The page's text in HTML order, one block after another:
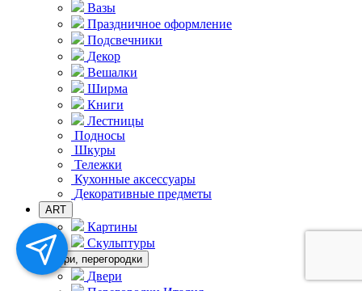
Вазы
Праздничное оформление
Подсвечники
Декор
Вешалки
Ширма
Книги
Лестницы
Подносы
Шкуры
Тележки
Кухонные аксессуары
Декоративные предметы
ART
Картины
Скульптуры
Двери, перегородки
Двери